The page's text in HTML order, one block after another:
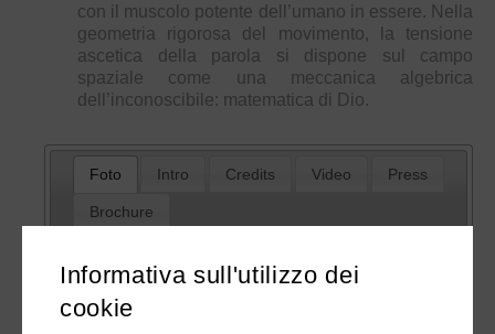
con il muscolo potente dell’umano in essere. Nella
geometria rigorosa del movimento, la tensione
ascetica della parola si dispone sul campo
spaziale come una meccanica algebrica
dell’inconoscibile: matematica di Dio.
Foto Intro Credits Video Press
Brochure
Informativa sull'utilizzo dei
cookie